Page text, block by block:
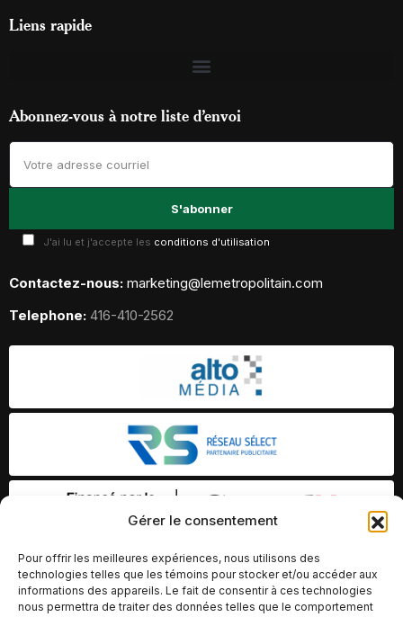
Gérer le consentement
Pour offrir les meilleures expériences, nous utilisons des
technologies telles que les témoins pour stocker et/ou accéder aux
informations des appareils. Le fait de consentir à ces technologies
nous permettra de traiter des données telles que le comportement
Liens rapide
Abonnez-vous à notre liste d’envoi
J'ai lu et j'accepte les conditions d'utilisation
Contactez-nous: marketing@lemetropolitain.com
Telephone: 416-410-2562